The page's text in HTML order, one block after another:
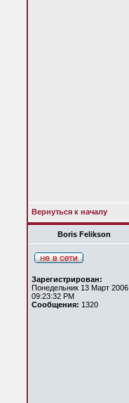
Вернуться к началу
Boris Felikson
Зарегистрирован:
Понедельник 13 Март 2006
09:23:32 PM
Сообщения: 1320